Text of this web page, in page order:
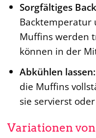
Sorgfältiges
Backtemperatur
Muffins werden
können in der
Abkühlen lassen:
die Muffins
sie servierst
Variationen